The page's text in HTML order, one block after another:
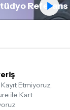
Etmiyoruz,
ile Kart